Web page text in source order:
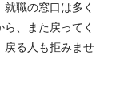
職の窓口は多く
、また戻ってく
戻る人も拒みませ